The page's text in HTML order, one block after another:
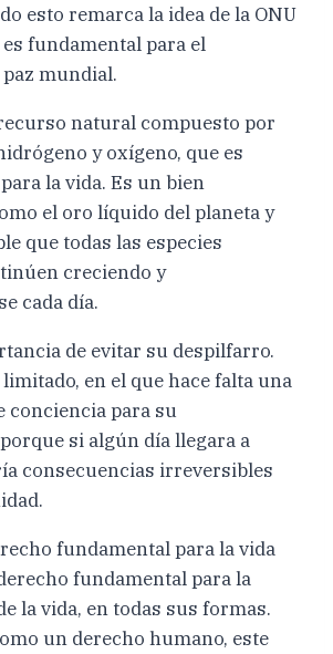
esto remarca la idea de la ONU
es fundamental para el
mundial.
natural compuesto por
y oxígeno, que es
la vida. Es un bien
el oro líquido del planeta y
que todas las especies
creciendo y
cada día.
de evitar su despilfarro.
en el que hace falta una
conciencia para su
si algún día llegara a
consecuencias irreversibles
fundamental para la vida
fundamental para la
la vida, en todas sus formas.
un derecho humano, este